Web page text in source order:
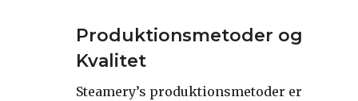
Produktionsmetoder og
Kvalitet
Steamery’s produktionsmetoder er